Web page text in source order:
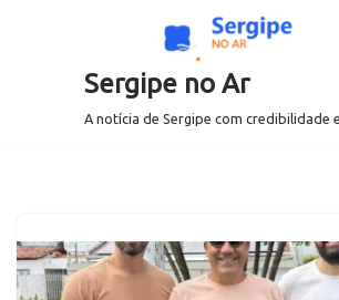
Sergipe no Ar
A notícia de Sergipe com credibilidade